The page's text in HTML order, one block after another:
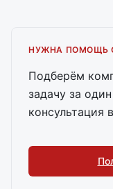
НУЖНА ПОМОЩЬ
Подберём
задачу за
консультация